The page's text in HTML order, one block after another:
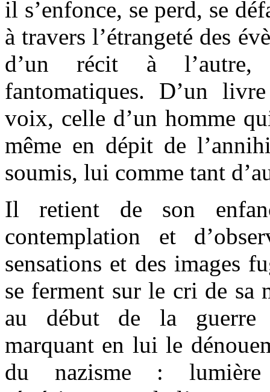
il s’enfonce, se perd, se
à travers l’étrangeté des
d’un récit à l’autre,
fantomatiques. D’un
voix, celle d’un homme
même en dépit de
soumis, lui comme tant
Il retient de son
contemplation et
sensations et des images
se ferment sur le cri de sa
au début de la
marquant en lui le
du nazisme :